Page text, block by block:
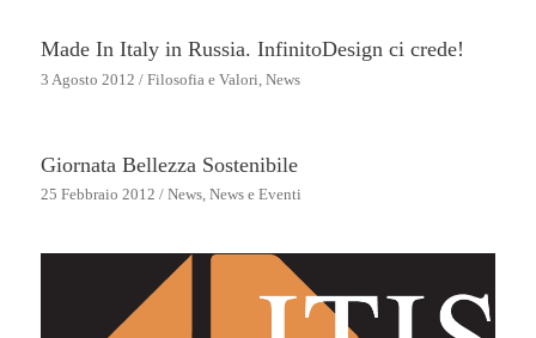
Made In Italy in Russia. InfinitoDesign ci crede!
3 Agosto 2012 / Filosofia e Valori News
Giornata Bellezza Sostenibile
25 Febbraio 2012 / News, News e Eventi